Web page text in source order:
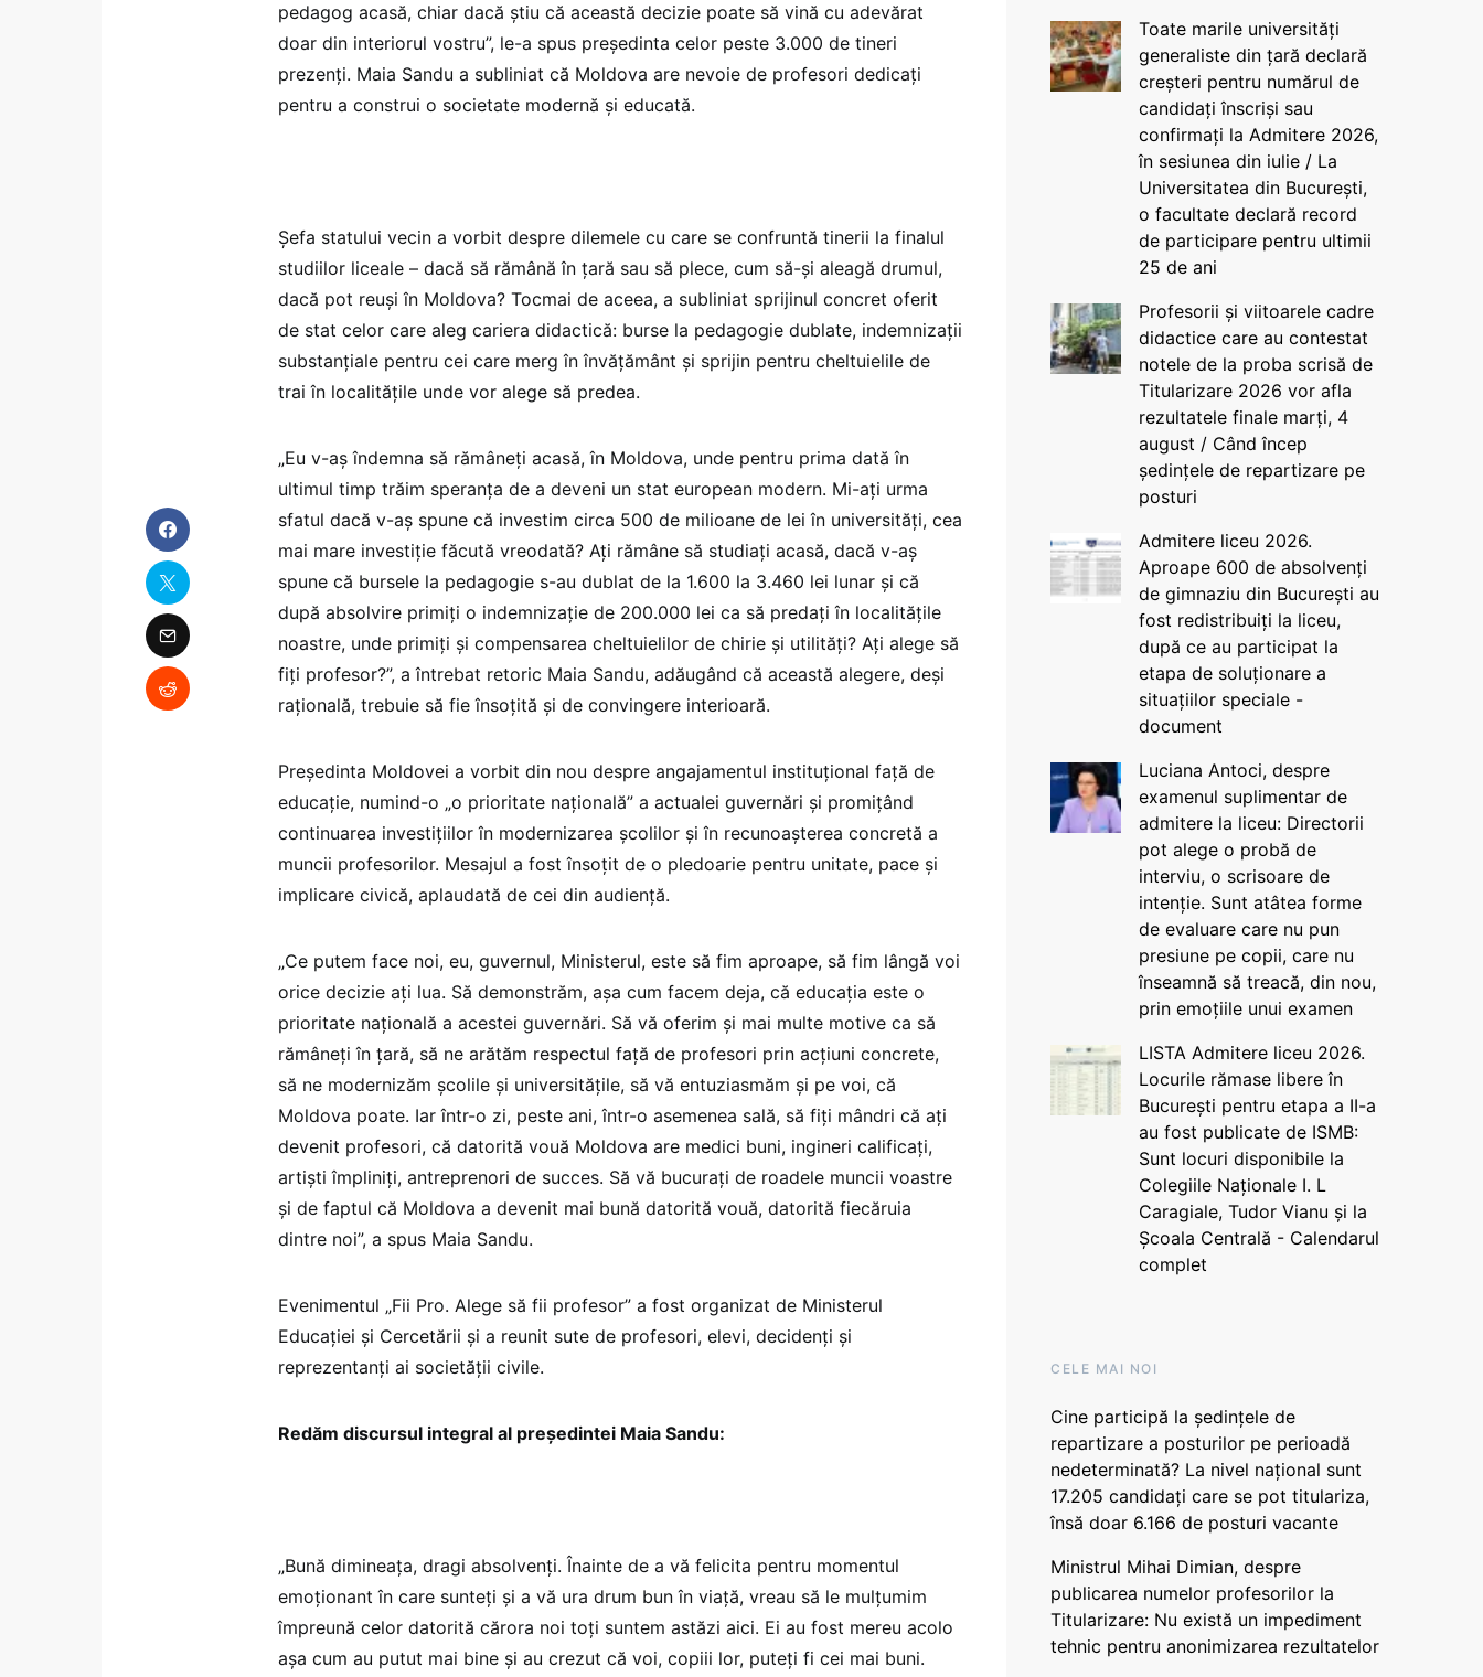
pedagog acasă, chiar dacă știu că această decizie poate să vină cu adevărat
doar din interiorul vostru”, le-a spus președinta celor peste 3.000 de tineri
prezenți. Maia Sandu a subliniat că Moldova are nevoie de profesori dedicați
pentru a construi o societate modernă și educată.
Șefa statului vecin a vorbit despre dilemele cu care se confruntă tinerii la finalul
studiilor liceale – dacă să rămână în țară sau să plece, cum să-și aleagă drumul,
dacă pot reuși în Moldova? Tocmai de aceea, a subliniat sprijinul concret oferit
de stat celor care aleg cariera didactică: burse la pedagogie dublate, indemnizații
substanțiale pentru cei care merg în învățământ și sprijin pentru cheltuielile de
trai în localitățile unde vor alege să predea.
„Eu v-aș îndemna să rămâneți acasă, în Moldova, unde pentru prima dată în
ultimul timp trăim speranța de a deveni un stat european modern. Mi-ați urma
sfatul dacă v-aș spune că investim circa 500 de milioane de lei în universități, cea
mai mare investiție făcută vreodată? Ați rămâne să studiați acasă, dacă v-aș
spune că bursele la pedagogie s-au dublat de la 1.600 la 3.460 lei lunar și că
după absolvire primiți o indemnizație de 200.000 lei ca să predați în localitățile
noastre, unde primiți și compensarea cheltuielilor de chirie și utilități? Ați alege să
fiți profesor?”, a întrebat retoric Maia Sandu, adăugând că această alegere, deși
rațională, trebuie să fie însoțită și de convingere interioară.
Președinta Moldovei a vorbit din nou despre angajamentul instituțional față de
educație, numind-o „o prioritate națională” a actualei guvernări și promițând
continuarea investițiilor în modernizarea școlilor și în recunoașterea concretă a
muncii profesorilor. Mesajul a fost însoțit de o pledoarie pentru unitate, pace și
implicare civică, aplaudată de cei din audiență.
„Ce putem face noi, eu, guvernul, Ministerul, este să fim aproape, să fim lângă voi
orice decizie ați lua. Să demonstrăm, așa cum facem deja, că educația este o
prioritate națională a acestei guvernări. Să vă oferim și mai multe motive ca să
rămâneți în țară, să ne arătăm respectul față de profesori prin acțiuni concrete,
să ne modernizăm școlile și universitățile, să vă entuziasmăm și pe voi, că
Moldova poate. Iar într-o zi, peste ani, într-o asemenea sală, să fiți mândri că ați
devenit profesori, că datorită vouă Moldova are medici buni, ingineri calificați,
artiști împliniți, antreprenori de succes. Să vă bucurați de roadele muncii voastre
și de faptul că Moldova a devenit mai bună datorită vouă, datorită fiecăruia
dintre noi”, a spus Maia Sandu.
Evenimentul „Fii Pro. Alege să fii profesor” a fost organizat de Ministerul
Educației și Cercetării și a reunit sute de profesori, elevi, decidenți și
reprezentanți ai societății civile.
Redăm discursul integral al președintei Maia Sandu:
„Bună dimineața, dragi absolvenți. Înainte de a vă felicita pentru momentul
emoționant în care sunteți și a vă ura drum bun în viață, vreau să le mulțumim
împreună celor datorită cărora noi toți suntem astăzi aici. Ei au fost mereu acolo
așa cum au putut mai bine și au crezut că voi, copiii lor, puteți fi cei mai buni.
Toate marile universități
generaliste din țară declară
creșteri pentru numărul de
candidați înscriși sau
confirmați la Admitere 2026,
în sesiunea din iulie / La
Universitatea din București,
o facultate declară record
de participare pentru ultimii
25 de ani
Profesorii și viitoarele cadre
didactice care au contestat
notele de la proba scrisă de
Titularizare 2026 vor afla
rezultatele finale marți, 4
august / Când încep
ședințele de repartizare pe
posturi
Admitere liceu 2026.
Aproape 600 de absolvenți
de gimnaziu din București au
fost redistribuiți la liceu,
după ce au participat la
etapa de soluționare a
situațiilor speciale -
document
Luciana Antoci, despre
examenul suplimentar de
admitere la liceu: Directorii
pot alege o probă de
interviu, o scrisoare de
intenție. Sunt atâtea forme
de evaluare care nu pun
presiune pe copii, care nu
înseamnă să treacă, din nou,
prin emoțiile unui examen
LISTA Admitere liceu 2026.
Locurile rămase libere în
București pentru etapa a II-a
au fost publicate de ISMB:
Sunt locuri disponibile la
Colegiile Naționale I. L
Caragiale, Tudor Vianu și la
Școala Centrală - Calendarul
complet
CELE MAI NOI
Cine participă la ședințele de
repartizare a posturilor pe perioadă
nedeterminată? La nivel național sunt
17.205 candidați care se pot titulariza,
însă doar 6.166 de posturi vacante
Ministrul Mihai Dimian, despre
publicarea numelor profesorilor la
Titularizare: Nu există un impediment
tehnic pentru anonimizarea rezultatelor